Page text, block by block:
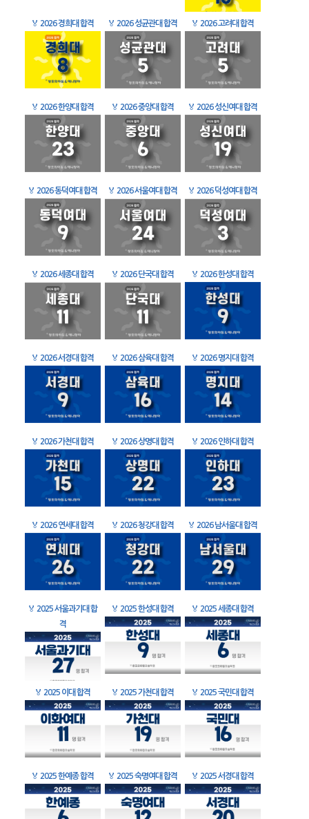
🏅 2026 경희대 합격 🏅 2026 성균관대 합격 🏅 2026 고려대 합격
🏅 2026 한양대 합격 🏅 2026 중앙대 합격 🏅 2026 성신여대 합격
🏅 2026 동덕여대 합격 🏅 2026 서울여대 합격 🏅 2026 덕성여대 합격
🏅 2026 세종대 합격 🏅 2026 단국대 합격 🏅 2026 한성대 합격
🏅 2026 서경대 합격 🏅 2026 삼육대 합격 🏅 2026 명지대 합격
🏅 2026 가천대 합격 🏅 2026 상명대 합격 🏅 2026 인하대 합격
🏅 2026 연세대 합격 🏅 2026 청강대 합격 🏅 2026 남서울대 합격
🏅 2025 서울과기대 합
격
🏅 2025 한성대 합격 🏅 2025 세종대 합격
🏅 2025 이대 합격 🏅 2025 가천대 합격 🏅 2025 국민대 합격
🏅 2025 한예종 합격 🏅 2025 숙명여대 합격 🏅 2025 서경대 합격